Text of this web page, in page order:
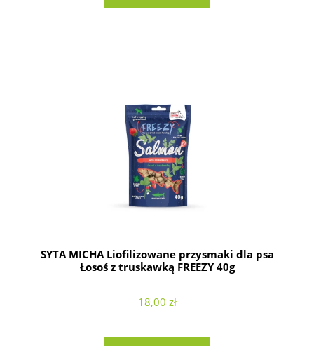
SYTA MICHA Liofilizowane przysmaki dla psa
Łosoś z truskawką FREEZY 40g
18,00 zł